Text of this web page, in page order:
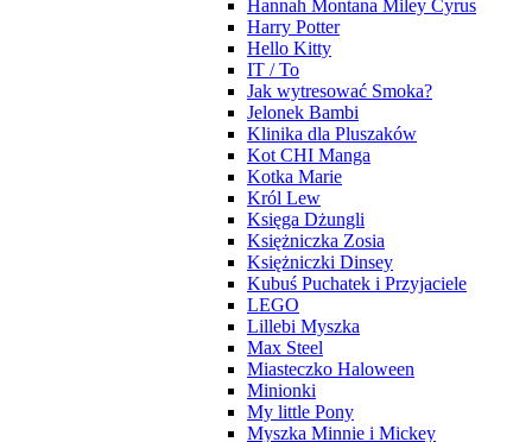
Hannah Montana Miley Cyrus
Harry Potter
Hello Kitty
IT / To
Jak wytresować Smoka?
Jelonek Bambi
Klinika dla Pluszaków
Kot CHI Manga
Kotka Marie
Król Lew
Księga Dżungli
Księżniczka Zosia
Księżniczki Dinsey
Kubuś Puchatek i Przyjaciele
LEGO
Lillebi Myszka
Max Steel
Miasteczko Haloween
Minionki
My little Pony
Myszka Minnie i Mickey